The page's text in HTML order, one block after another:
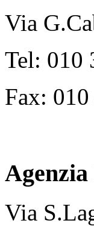
Via
Tel: 010
Fax:
Via